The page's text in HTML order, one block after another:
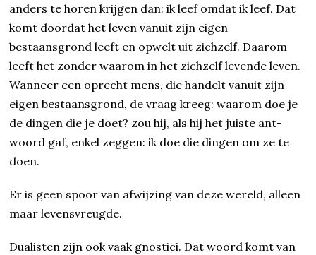
anders te horen krijgen dan: ik leef omdat ik leef. Dat
komt doordat het leven vanuit zijn eigen
bestaansgrond leeft en opwelt uit zich­zelf. Daar­om
leeft het zonder waarom in het zichzelf levende leven.
Wanneer een oprecht mens, die handelt vanuit zijn
eigen bestaans­grond, de vraag kreeg: waarom doe je
de dingen die je doet? zou hij, als hij het juiste ant­
woord gaf, enkel zeggen: ik doe die dingen om ze te
doen.
Er is geen spoor van afwijzing van deze wereld, alleen
maar levensvreugde.
Dualisten zijn ook vaak gnostici. Dat woord komt van